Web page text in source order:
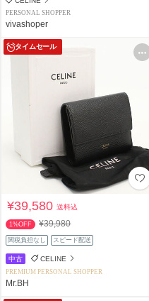
PERSONAL SHOPPER
vivashoper
タイムセール
¥39,580送料込
1%OFF ¥39,980
関税負担なし スピード配送
中古 CELINE
PREMIUM PERSONAL SHOPPER
Mr.BH